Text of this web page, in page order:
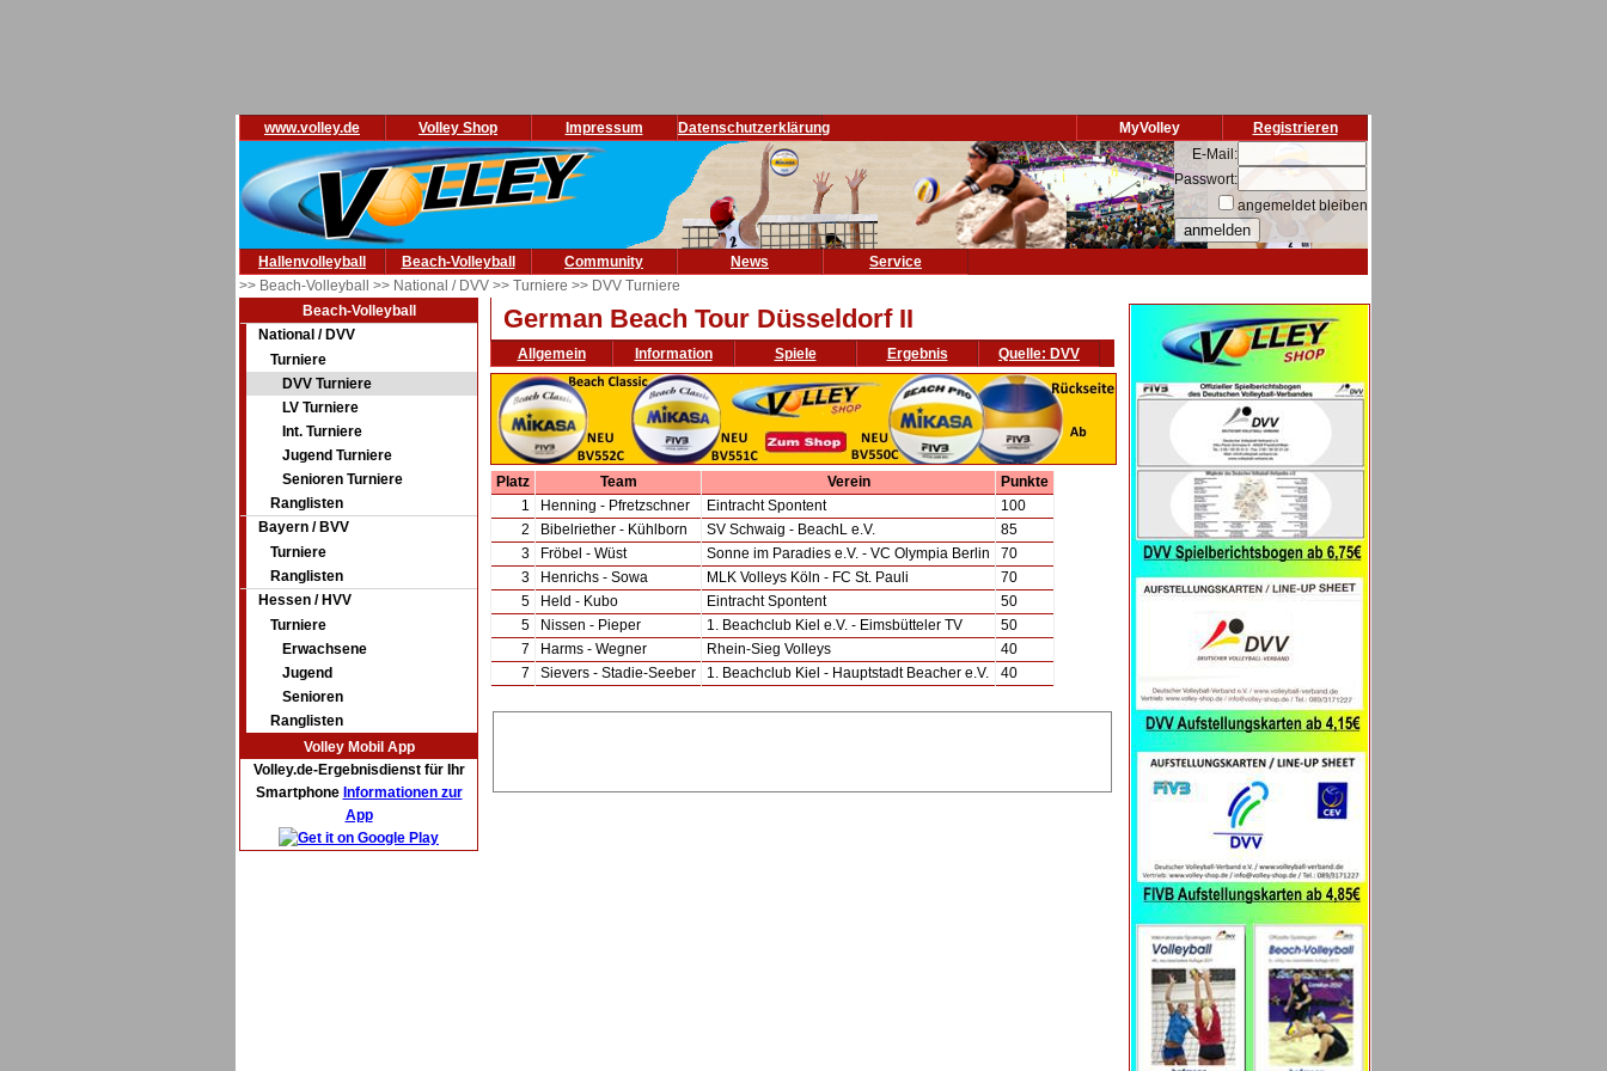
www.volley.de Volley Shop Impressum Datenschutzerklärung Registrieren
MyVolley
E-Mail:
Passwort:
angemeldet bleiben
Hallenvolleyball Beach-Volleyball Community News
Service
>> Beach-Volleyball >> National / DVV >> Turniere >> DVV Turniere
Beach-Volleyball
National / DVV
Turniere
DVV Turniere
LV Turniere
Int. Turniere
Jugend Turniere
Senioren Turniere
Ranglisten
Bayern / BVV
Turniere
Ranglisten
Hessen / HVV
Turniere
Erwachsene
Jugend
Senioren
Ranglisten
Volley Mobil App
Volley.de-Ergebnisdienst für Ihr
Smartphone Informationen zur
App
German Beach Tour Düsseldorf II
Allgemein Information Spiele Ergebnis Quelle: DVV
Platz Team Verein
Punkte
1
Henning - Pfretzschner Eintracht Spontent
100
2
Bibelriether - Kühlborn SV Schwaig - BeachL e.V.
85
3
Fröbel - Wüst Sonne im Paradies e.V. - VC Olympia Berlin
70
3
Henrichs - Sowa MLK Volleys Köln - FC St. Pauli
70
5
Held - Kubo Eintracht Spontent
50
5
Nissen - Pieper 1. Beachclub Kiel e.V. - Eimsbütteler TV
50
7
Harms - Wegner Rhein-Sieg Volleys
40
7
Sievers - Stadie-Seeber 1. Beachclub Kiel - Hauptstadt Beacher e.V. 40